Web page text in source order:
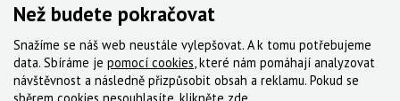
XX1 Eagle
X01 Eagle
GX Eagle
Kde nakoupit
Kontakt
Servis
Než budete pokračovat
Snažíme se náš web neustále vylepšovat. A k tomu potřebujeme
data. Sbíráme je pomocí cookies, které nám pomáhají analyzovat
návštěvnost a následně přizpůsobit obsah a reklamu. Pokud se